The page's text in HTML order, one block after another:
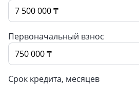
Первоначальный взнос
Срок кредита, месяцев